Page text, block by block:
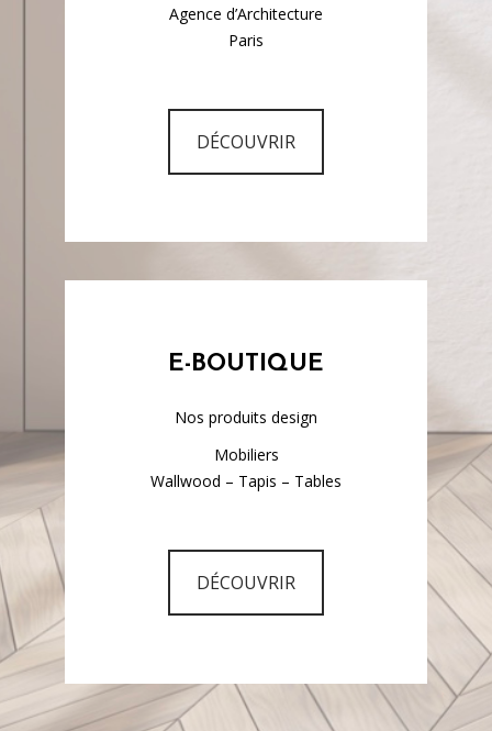
Agence d’Architecture
Paris
DÉCOUVRIR
E-BOUTIQUE
Nos produits design
Mobiliers
Wallwood – Tapis – Tables
DÉCOUVRIR